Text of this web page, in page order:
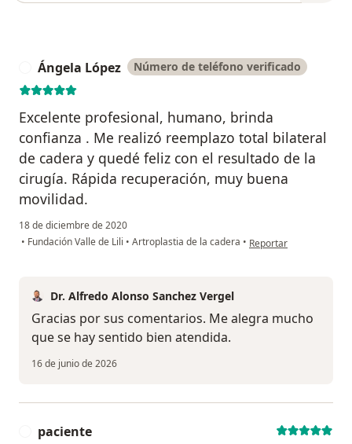
Ángela López Número de teléfono verificado
Excelente profesional, humano, brinda
confianza . Me realizó reemplazo total bilateral
de cadera y quedé feliz con el resultado de la
cirugía. Rápida recuperación, muy buena
movilidad.
18 de diciembre de 2020
• Fundación Valle de Lili • Artroplastia de la cadera • en opinión del usuario
Reportar
Dr. Alfredo Alonso Sanchez Vergel
Gracias por sus comentarios. Me alegra mucho
que se hay sentido bien atendida.
16 de junio de 2026
paciente